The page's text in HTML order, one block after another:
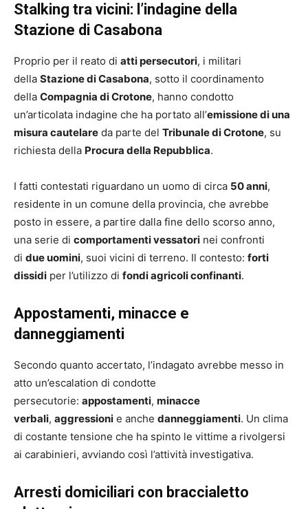
Stalking tra vicini: l’indagine della
Stazione di Casabona
Proprio per il reato di atti persecutori, i militari
della Stazione di Casabona, sotto il coordinamento
della Compagnia di Crotone, hanno condotto
un’articolata indagine che ha portato all’emissione di una
misura cautelare da parte del Tribunale di Crotone, su
richiesta della Procura della Repubblica.
I fatti contestati riguardano un uomo di circa 50 anni,
residente in un comune della provincia, che avrebbe
posto in essere, a partire dalla fine dello scorso anno,
una serie di comportamenti vessatori nei confronti
di due uomini, suoi vicini di terreno. Il contesto: forti
dissidi per l’utilizzo di fondi agricoli confinanti.
Appostamenti, minacce e
danneggiamenti
Secondo quanto accertato, l’indagato avrebbe messo in
atto un’escalation di condotte
persecutorie: appostamenti, minacce
verbali, aggressioni e anche danneggiamenti. Un clima
di costante tensione che ha spinto le vittime a rivolgersi
ai carabinieri, avviando così l’attività investigativa.
Arresti domiciliari con braccialetto